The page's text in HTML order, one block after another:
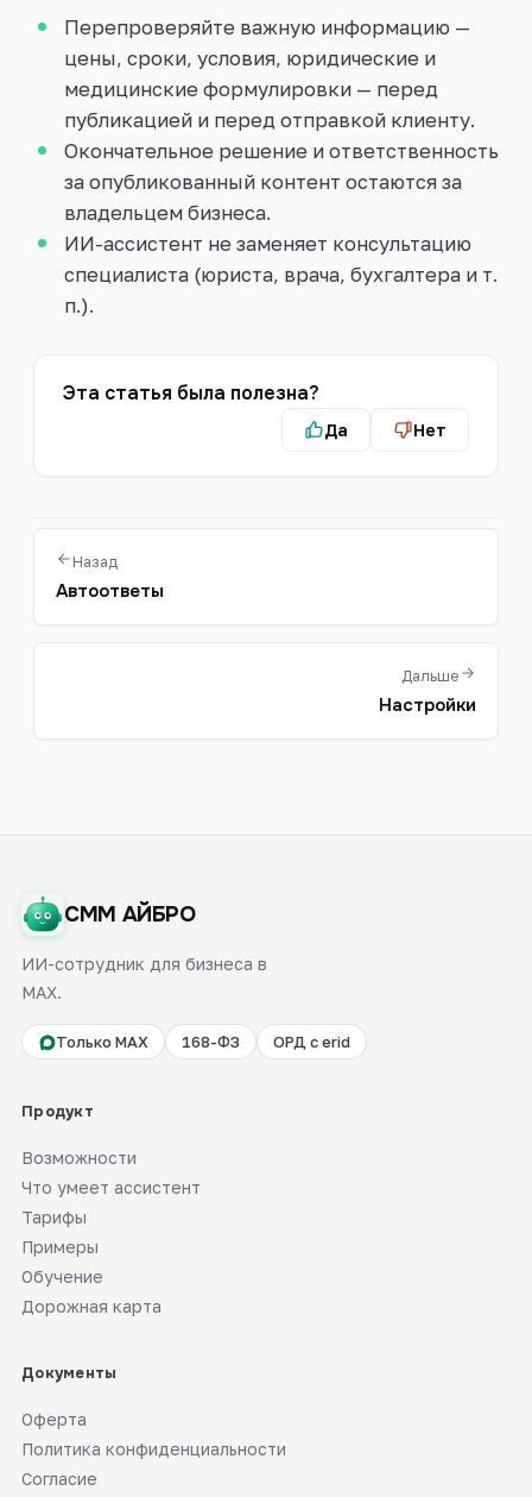
Перепроверяйте важную информацию —
цены, сроки, условия, юридические и
медицинские формулировки — перед
публикацией и перед отправкой клиенту.
Окончательное решение и ответственность
за опубликованный контент остаются за
владельцем бизнеса.
ИИ-ассистент не заменяет консультацию
специалиста (юриста, врача, бухгалтера и т.
п.).
Эта статья была полезна?
Да Нет
Назад
Автоответы
Дальше
Настройки
СММ АЙБРО
ИИ-сотрудник для бизнеса в
MAX.
Только MAX 168-ФЗ ОРД с erid
Продукт
Возможности
Что умеет ассистент
Тарифы
Примеры
Обучение
Дорожная карта
Документы
Оферта
Политика конфиденциальности
Согласие